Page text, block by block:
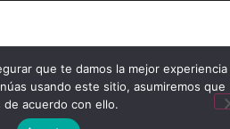
que te damos la mejor experiencia
usando este sitio, asumiremos que
de acuerdo con ello.